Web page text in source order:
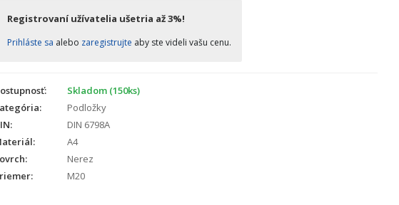
Registrovaní užívatelia ušetria až 3%!
Prihláste sa alebo zaregistrujte aby ste videli vašu cenu.
Skladom (150ks)
Podložky
DIN 6798A
A4
Nerez
M20